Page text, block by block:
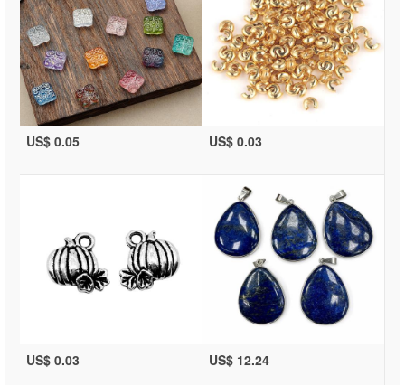
US$ 0.05 US$ 0.03
US$ 0.03 US$ 12.24